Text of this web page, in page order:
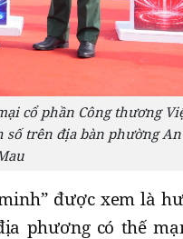
cổ phần Công thương
trên địa bàn phường
được xem là
phương có thế